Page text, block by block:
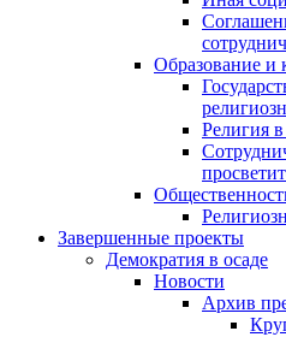
Образование и
Религия
Завершенные проекты
Демократия в осаде
Новости
Архив